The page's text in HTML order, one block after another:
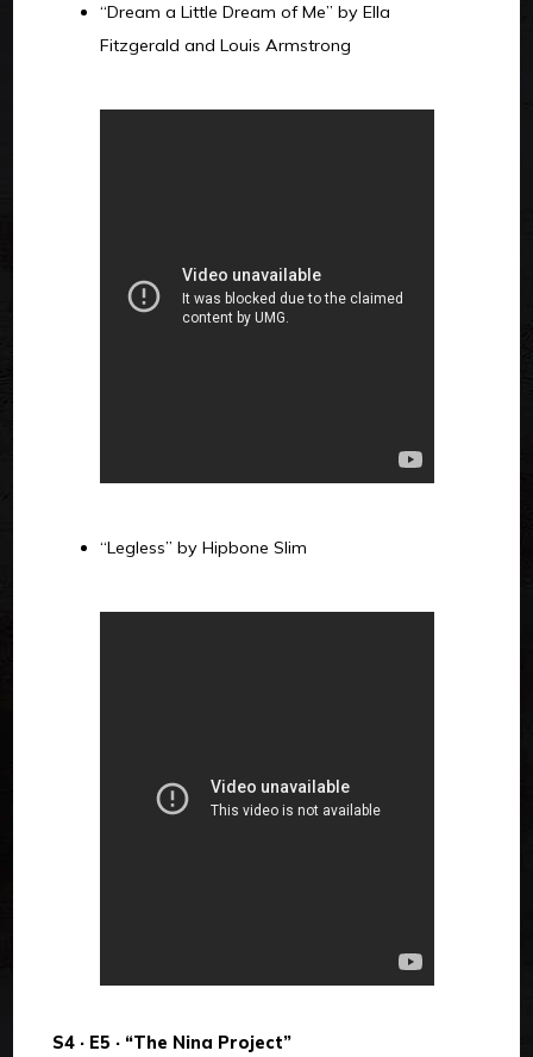
“Dream a Little Dream of Me” by Ella
Fitzgerald and Louis Armstrong
“Legless” by Hipbone Slim
S4 · E5 · “The Nina Project”